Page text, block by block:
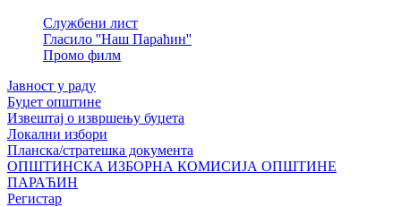
Службени лист
Гласило ''Наш Параћин''
Промо филм
Јавност у раду
Буџет општине
Извештај о извршењу буџета
Локални избори
Планска/стратешка документа
ОПШТИНСКА ИЗБОРНА КОМИСИЈА ОПШТИНЕ
ПАРАЋИН
Регистар